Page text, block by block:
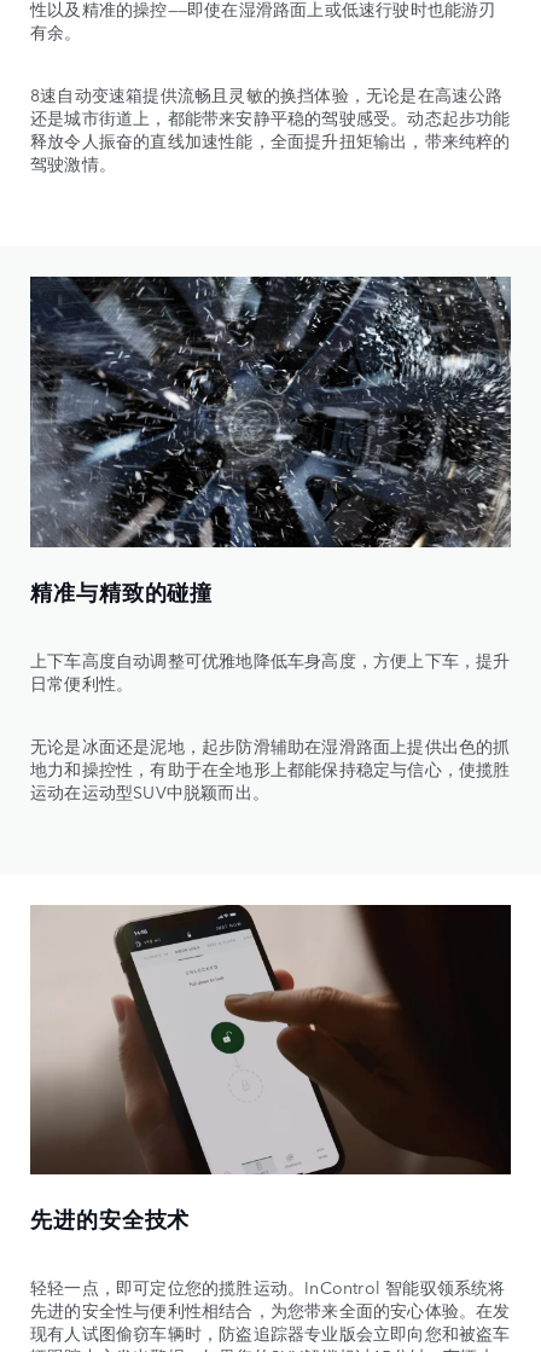
性以及精准的操控——即使在湿滑路面上或低速行驶时也能游刃
有余。
8速自动变速箱提供流畅且灵敏的换挡体验，无论是在高速公路
还是城市街道上，都能带来安静平稳的驾驶感受。动态起步功能
释放令人振奋的直线加速性能，全面提升扭矩输出，带来纯粹的
驾驶激情。
精准与精致的碰撞
上下车高度自动调整可优雅地降低车身高度，方便上下车，提升
日常便利性。
无论是冰面还是泥地，起步防滑辅助在湿滑路面上提供出色的抓
地力和操控性，有助于在全地形上都能保持稳定与信心，使揽胜
运动在运动型SUV中脱颖而出。
先进的安全技术
轻轻一点，即可定位您的揽胜运动。InControl 智能驭领系统将
先进的安全性与便利性相结合，为您带来全面的安心体验。在发
现有人试图偷窃车辆时，防盗追踪器专业版会立即向您和被盗车